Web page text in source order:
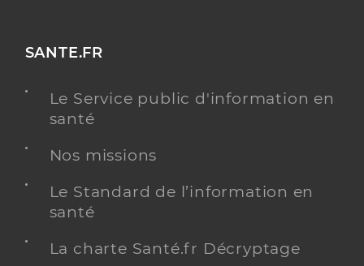
SANTE.FR
Le Service public d'information en
santé
Nos missions
Le Standard de l’information en
santé
La charte Santé.fr Décryptage